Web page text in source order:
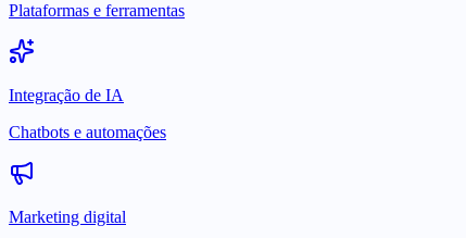
Plataformas e ferramentas
Integração de IA
Chatbots e automações
Marketing digital